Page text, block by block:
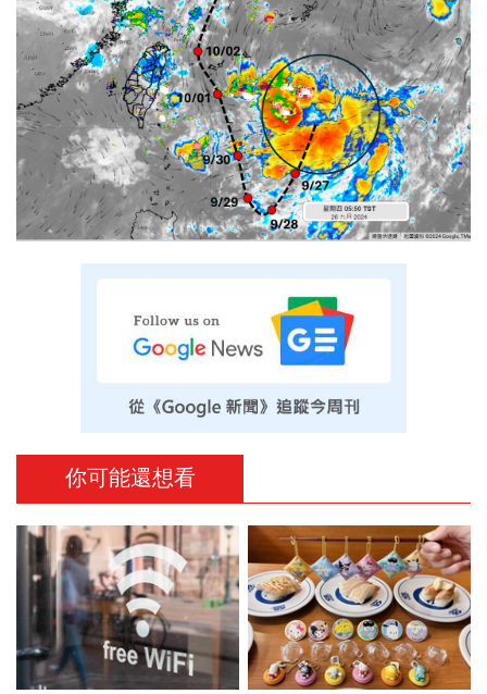
你可能還想看